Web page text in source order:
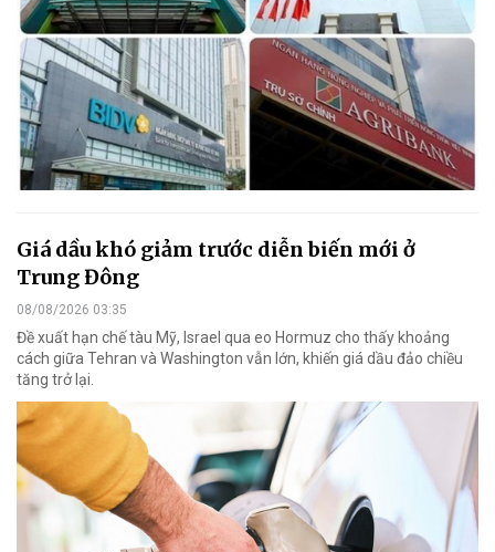
Giá dầu khó giảm trước diễn biến mới ở
Trung Đông
08/08/2026 03:35
Đề xuất hạn chế tàu Mỹ, Israel qua eo Hormuz cho thấy khoảng
cách giữa Tehran và Washington vẫn lớn, khiến giá dầu đảo chiều
tăng trở lại.